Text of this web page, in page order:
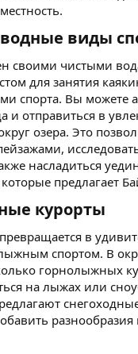
виды
своими чистыми
для занятия
спорта. Вы можете
и отправиться в
озера. Это
насладиться
предлагает
курорты​
в
спортом. В
горнолыжных
на лыжах или